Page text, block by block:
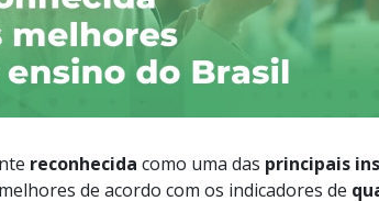
reconhecida como uma das principais
de acordo com os indicadores de